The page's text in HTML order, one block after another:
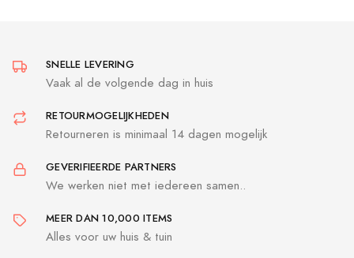
SNELLE LEVERING
Vaak al de volgende dag in huis
RETOURMOGELIJKHEDEN
Retourneren is minimaal 14 dagen mogelijk
GEVERIFIEERDE PARTNERS
We werken niet met iedereen samen..
MEER DAN 10,000 ITEMS
Alles voor uw huis & tuin